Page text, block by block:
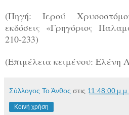
(Πηγή: Ιερού
εκδόσεις «Γρηγόριος
210-233)
(Επιμέλεια κειμένου: Ελένη
Σύλλογος Το Άνθος στις 11:48:00 μ.μ.
Κοινή χρήση